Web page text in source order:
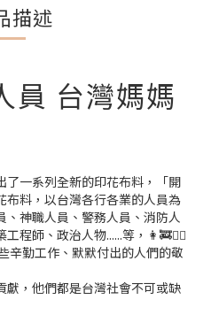
描述
員 台灣媽媽
了一系列全新的印花布料，「開
布料，以台灣各行各業的人員為
神職人員、警務人員、消防人
程師、政治人物......等，👩‍🚒👨‍⚕️
辛勤工作、默默付出的人們的敬
獻，他們都是台灣社會不可或缺